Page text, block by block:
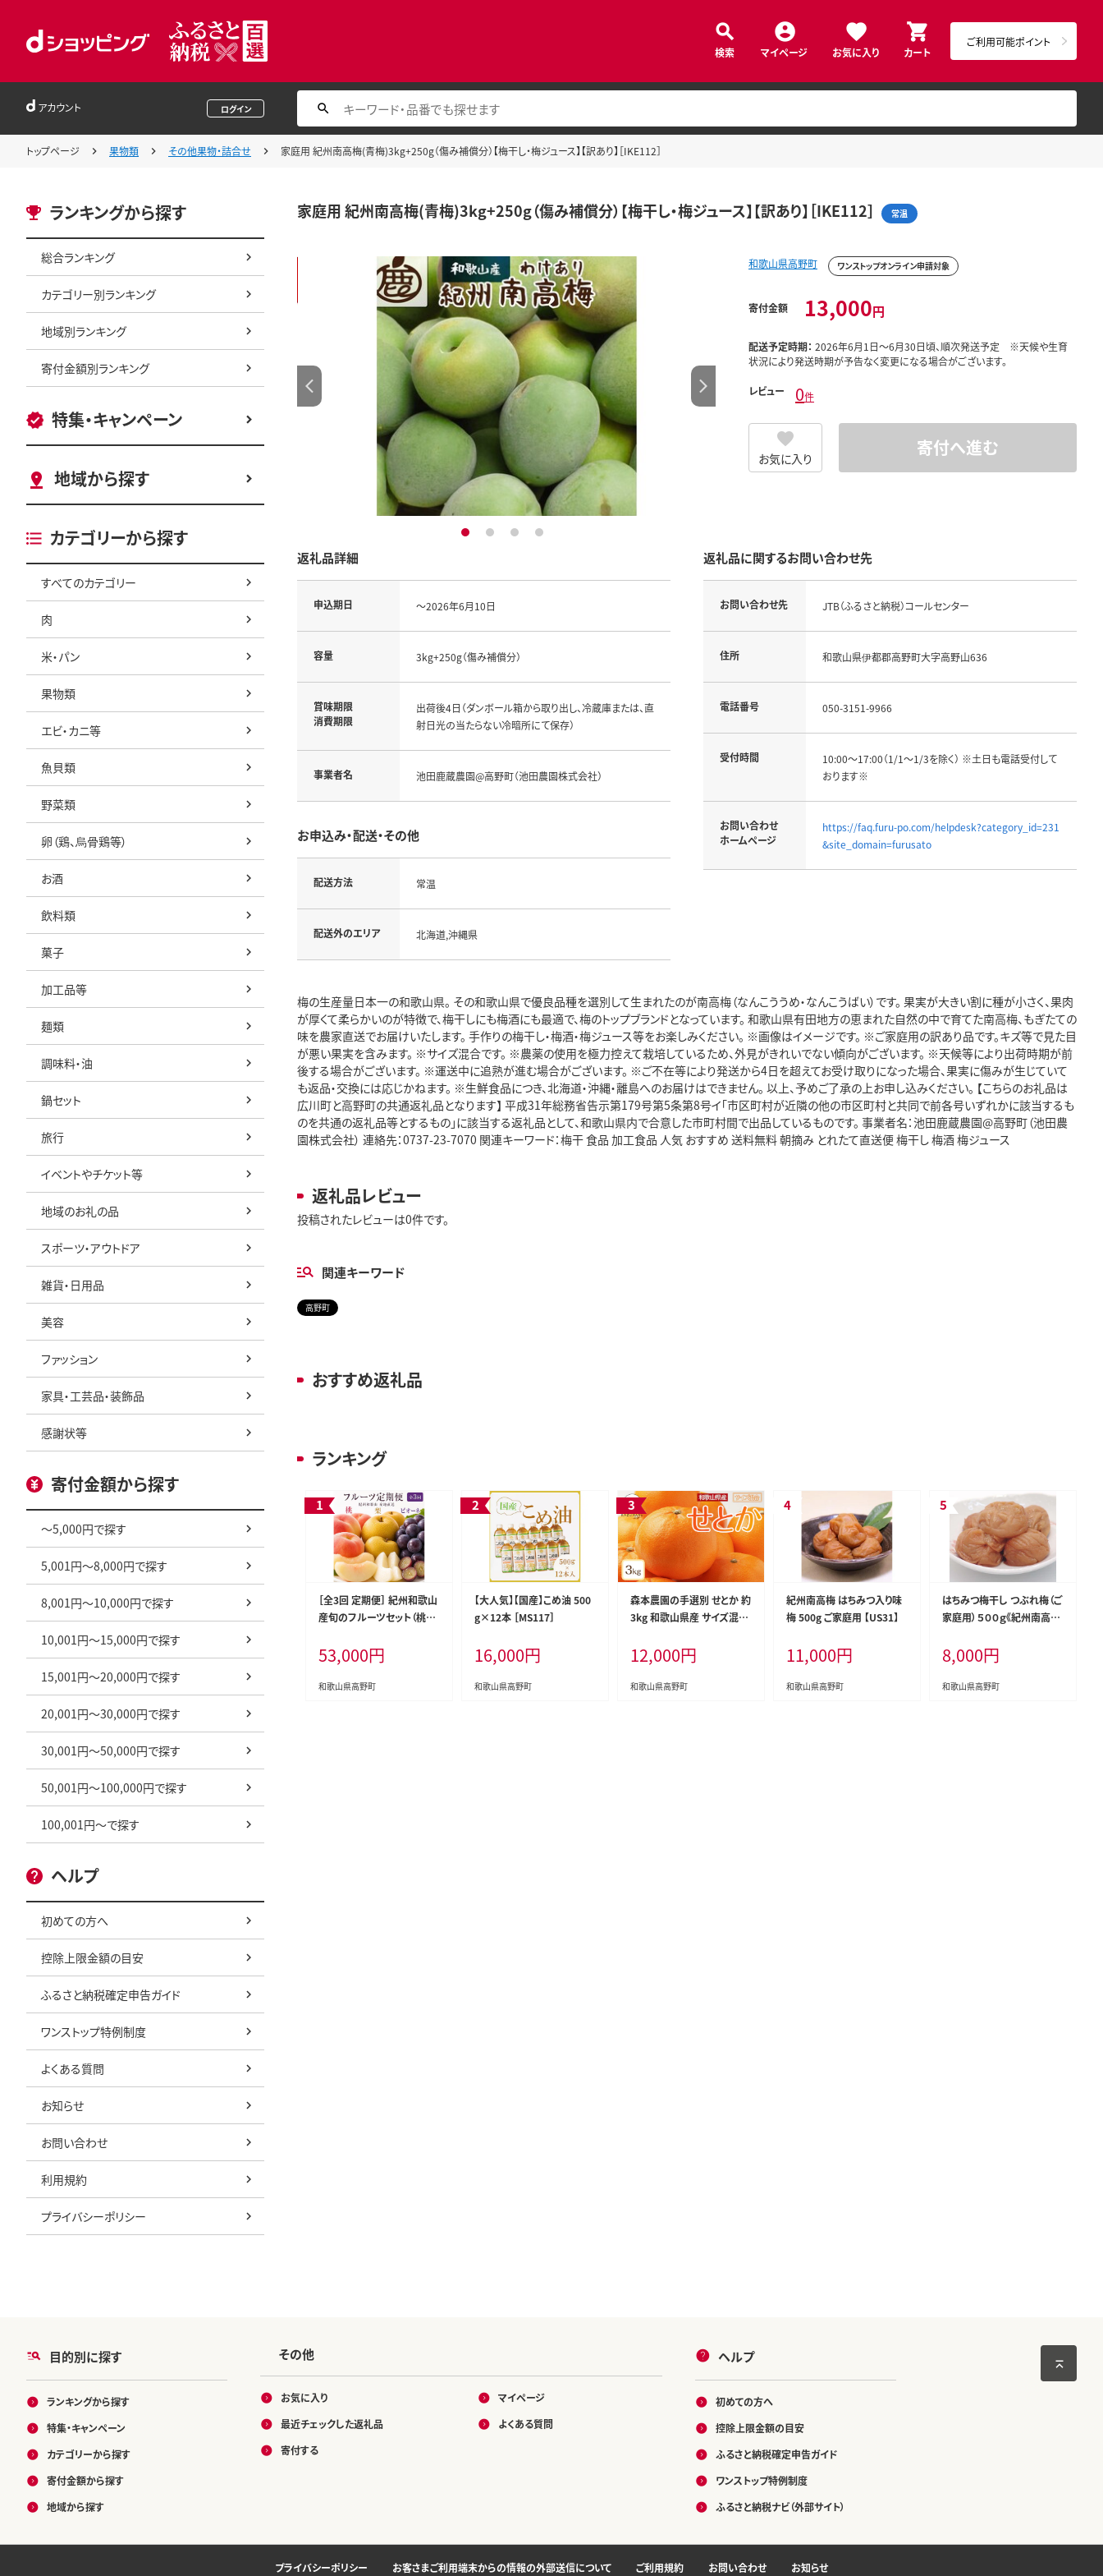
検索 マイページ お気に入り カート
ご利用可能ポイント
アカウント ログイン
トップページ 果物類 その他果物・詰合せ 家庭用 紀州南高梅(青梅)3kg+250g（傷み補償分）【梅干し・梅ジュース】【訳あり】［IKE112］
ランキングから探す
総合ランキング
カテゴリー別ランキング
地域別ランキング
寄付金額別ランキング
特集・キャンペーン
地域から探す
カテゴリーから探す
すべてのカテゴリー
肉
米・パン
果物類
エビ・カニ等
魚貝類
野菜類
卵（鶏、烏骨鶏等）
お酒
飲料類
菓子
加工品等
麺類
調味料・油
鍋セット
旅行
イベントやチケット等
地域のお礼の品
スポーツ・アウトドア
雑貨・日用品
美容
ファッション
家具・工芸品・装飾品
感謝状等
寄付金額から探す
～5,000円で探す
5,001円～8,000円で探す
8,001円～10,000円で探す
10,001円～15,000円で探す
15,001円～20,000円で探す
20,001円～30,000円で探す
30,001円～50,000円で探す
50,001円～100,000円で探す
100,001円～で探す
ヘルプ
初めての方へ
控除上限金額の目安
ふるさと納税確定申告ガイド
ワンストップ特例制度
よくある質問
お知らせ
お問い合わせ
利用規約
プライバシーポリシー
家庭用 紀州南高梅(青梅)3kg+250g（傷み補償分）【梅干し・梅ジュース】【訳あり】［IKE112］ 常温
1 2 3 4
和歌山県高野町 ワンストップオンライン申請対象
寄付金額 13,000円
配送予定時期： 2026年6月1日～6月30日頃、順次発送予定 ※天候や生育
状況により発送時期が予告なく変更になる場合がございます。
レビュー 0件
お気に入り 寄付へ進む
返礼品詳細
申込期日 ～2026年6月10日
容量 3kg+250g（傷み補償分）
賞味期限
消費期限
出荷後4日（ダンボール箱から取り出し、冷蔵庫または、直
射日光の当たらない冷暗所にて保存）
事業者名 池田鹿蔵農園@高野町（池田農園株式会社）
お申込み・配送・その他
配送方法 常温
配送外のエリア 北海道,沖縄県
返礼品に関するお問い合わせ先
お問い合わせ先 JTB（ふるさと納税）コールセンター
住所 和歌山県伊都郡高野町大字高野山636
電話番号 050-3151-9966
受付時間
10:00～17:00（1/1～1/3を除く） ※土日も電話受付して
おります※
お問い合わせ
ホームページ
https://faq.furu-po.com/helpdesk?category_id=231
&site_domain=furusato
梅の生産量日本一の和歌山県。 その和歌山県で優良品種を選別して生まれたのが南高梅（なんこううめ・なんこうばい）です。 果実が大きい割に種が小さく、果肉
が厚くて柔らかいのが特徴で、梅干しにも梅酒にも最適で、梅のトップブランドとなっています。 和歌山県有田地方の恵まれた自然の中で育てた南高梅、もぎたての
味を農家直送でお届けいたします。 手作りの梅干し・梅酒・梅ジュース等をお楽しみください。 ※画像はイメージです。 ※ご家庭用の訳あり品です。キズ等で見た目
が悪い果実を含みます。 ※サイズ混合です。 ※農薬の使用を極力控えて栽培しているため、外見がきれいでない傾向がございます。 ※天候等により出荷時期が前
後する場合がございます。 ※運送中に追熟が進む場合がございます。 ※ご不在等により発送から4日を超えてお受け取りになった場合、果実に傷みが生じていて
も返品・交換には応じかねます。 ※生鮮食品につき、北海道・沖縄・離島へのお届けはできません。 以上、予めご了承の上お申し込みください。 【こちらのお礼品は
広川町と高野町の共通返礼品となります】 平成31年総務省告示第179号第5条第8号イ「市区町村が近隣の他の市区町村と共同で前各号いずれかに該当するも
のを共通の返礼品等とするもの」に該当する返礼品として、和歌山県内で合意した市町村間で出品しているものです。 事業者名：池田鹿蔵農園@高野町（池田農
園株式会社） 連絡先：0737-23-7070 関連キーワード：梅干 食品 加工食品 人気 おすすめ 送料無料 朝摘み とれたて直送便 梅干し 梅酒 梅ジュース
返礼品レビュー
投稿されたレビューは0件です。
関連キーワード
高野町
おすすめ返礼品
ランキング
［全3回 定期便］ 紀州和歌山
産旬のフルーツセット（桃・
53,000円
和歌山県高野町
【大人気】【国産】こめ油 500
g×12本 ［MS117］
16,000円
和歌山県高野町
森本農園の手選別 せとか 約
3kg 和歌山県産 サイズ混合
可］［2027年2月下旬から順
次発送予定］［RN130］
12,000円
和歌山県高野町
紀州南高梅 はちみつ入り味
梅 500g ご家庭用 【US31】
11,000円
和歌山県高野町
はちみつ梅干し つぶれ梅（ご
家庭用）５００ｇ《紀州南高
8,000円
和歌山県高野町
目的別に探す
ランキングから探す
特集・キャンペーン
カテゴリーから探す
寄付金額から探す
地域から探す
その他
お気に入り
最近チェックした返礼品
寄付する
マイページ
よくある質問
ヘルプ
初めての方へ
控除上限金額の目安
ふるさと納税確定申告ガイド
ワンストップ特例制度
ふるさと納税ナビ（外部サイト）
プライバシーポリシー お客さまご利用端末からの情報の外部送信について ご利用規約 お問い合わせ お知らせ